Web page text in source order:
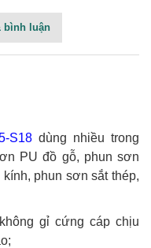
bình luận
S18 dùng nhiều trong
PU đồ gỗ, phun sơn
phun sơn sắt thép,
gỉ cứng cáp chịu